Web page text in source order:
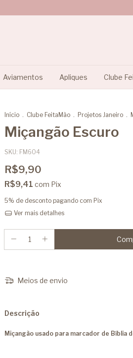
Aviamentos Apliques Clube
Início . Clube FeitaMão . Projetos Janeiro .
Miçangão Escuro
SKU: FM604
R$9,90
R$9,41 com Pix
5% de desconto pagando com Pix
Ver mais detalhes
Meios de envio
Descrição
Miçangão usado para marcador de Bíblia